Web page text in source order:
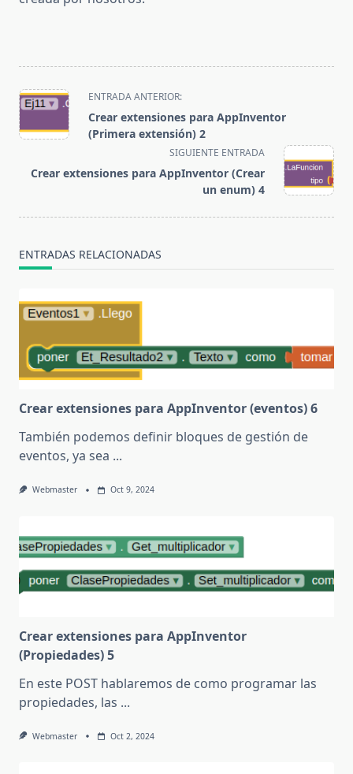
<span
class="nav-
subtitle
reader-
ENTRADA ANTERIOR:
Crear extensiones para AppInventor
(Primera extensión) 2
SIGUIENTE ENTRADA
Crear extensiones para AppInventor (Crear
un enum) 4
ENTRADAS RELACIONADAS
Crear extensiones para AppInventor (eventos) 6
También podemos definir bloques de gestión de
eventos, ya sea ...
Webmaster Oct 9, 2024
Crear extensiones para AppInventor
(Propiedades) 5
En este POST hablaremos de como programar las
propiedades, las ...
Webmaster Oct 2, 2024